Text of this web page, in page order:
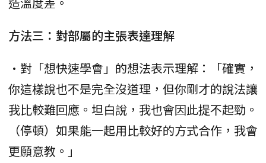
方法三：對部屬的主張表達理解
•對「想快速學會」的想法表示理解：「確實，
你這樣說也不是完全沒道理，但你剛才的說法讓
我比較難回應。坦白說，我也會因此提不起勁。
（停頓）如果能一起用比較好的方式合作，我會
更願意教。」